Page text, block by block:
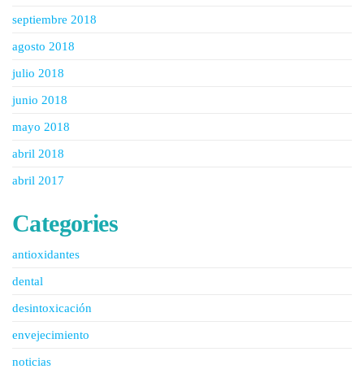
septiembre 2018
agosto 2018
julio 2018
junio 2018
mayo 2018
abril 2018
abril 2017
Categories
antioxidantes
dental
desintoxicación
envejecimiento
noticias